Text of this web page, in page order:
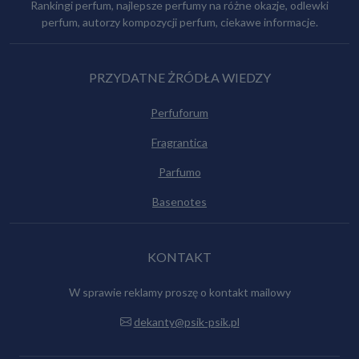
Rankingi perfum, najlepsze perfumy na różne okazje, odlewki
perfum, autorzy kompozycji perfum, ciekawe informacje.
PRZYDATNE ŻRÓDŁA WIEDZY
Perfuforum
Fragrantica
Parfumo
Basenotes
KONTAKT
W sprawie reklamy proszę o kontakt mailowy
dekanty@psik-psik.pl